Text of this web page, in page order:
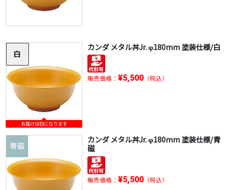
お届けは白になります
カンダ メタル丼Jr. φ180mm 塗装仕様/白
販売価格： ¥5,500（税込）
カンダ メタル丼Jr. φ180mm 塗装仕様/青
磁
販売価格： ¥5,500（税込）